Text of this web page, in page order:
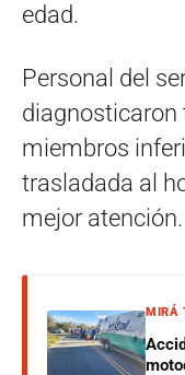
edad.
Personal del
miembros
trasladada al
mejor atención.
MIRÁ